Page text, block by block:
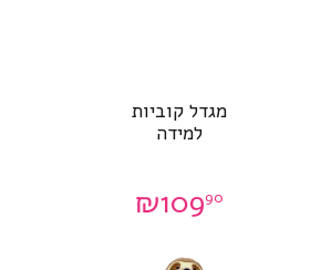
מגדל קוביות
למידה
₪10990